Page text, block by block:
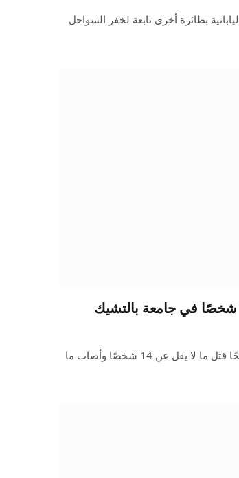
بطائرة أخرى تابعة لخفر السواحل
قالت الشرطة في العاصمة التشيكية براغ، إن مسلحًا قتل ما لا يقل عن 14 شخصًا وأصاب ما